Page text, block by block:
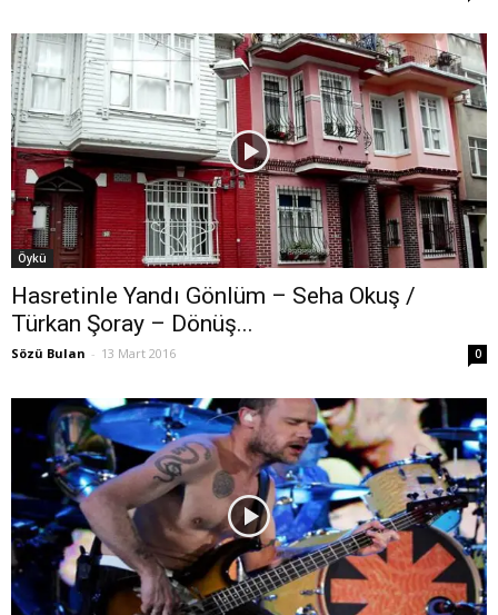
Öykü
Hasretinle Yandı Gönlüm – Seha Okuş /
Türkan Şoray – Dönüş...
Sözü Bulan - 13 Mart 2016 0